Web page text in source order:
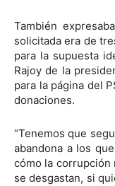
También
solicitada era de
para la supuesta
Rajoy de la
para la página del
donaciones.
“Tenemos que
abandona a los
cómo la corrupción
se desgastan, si